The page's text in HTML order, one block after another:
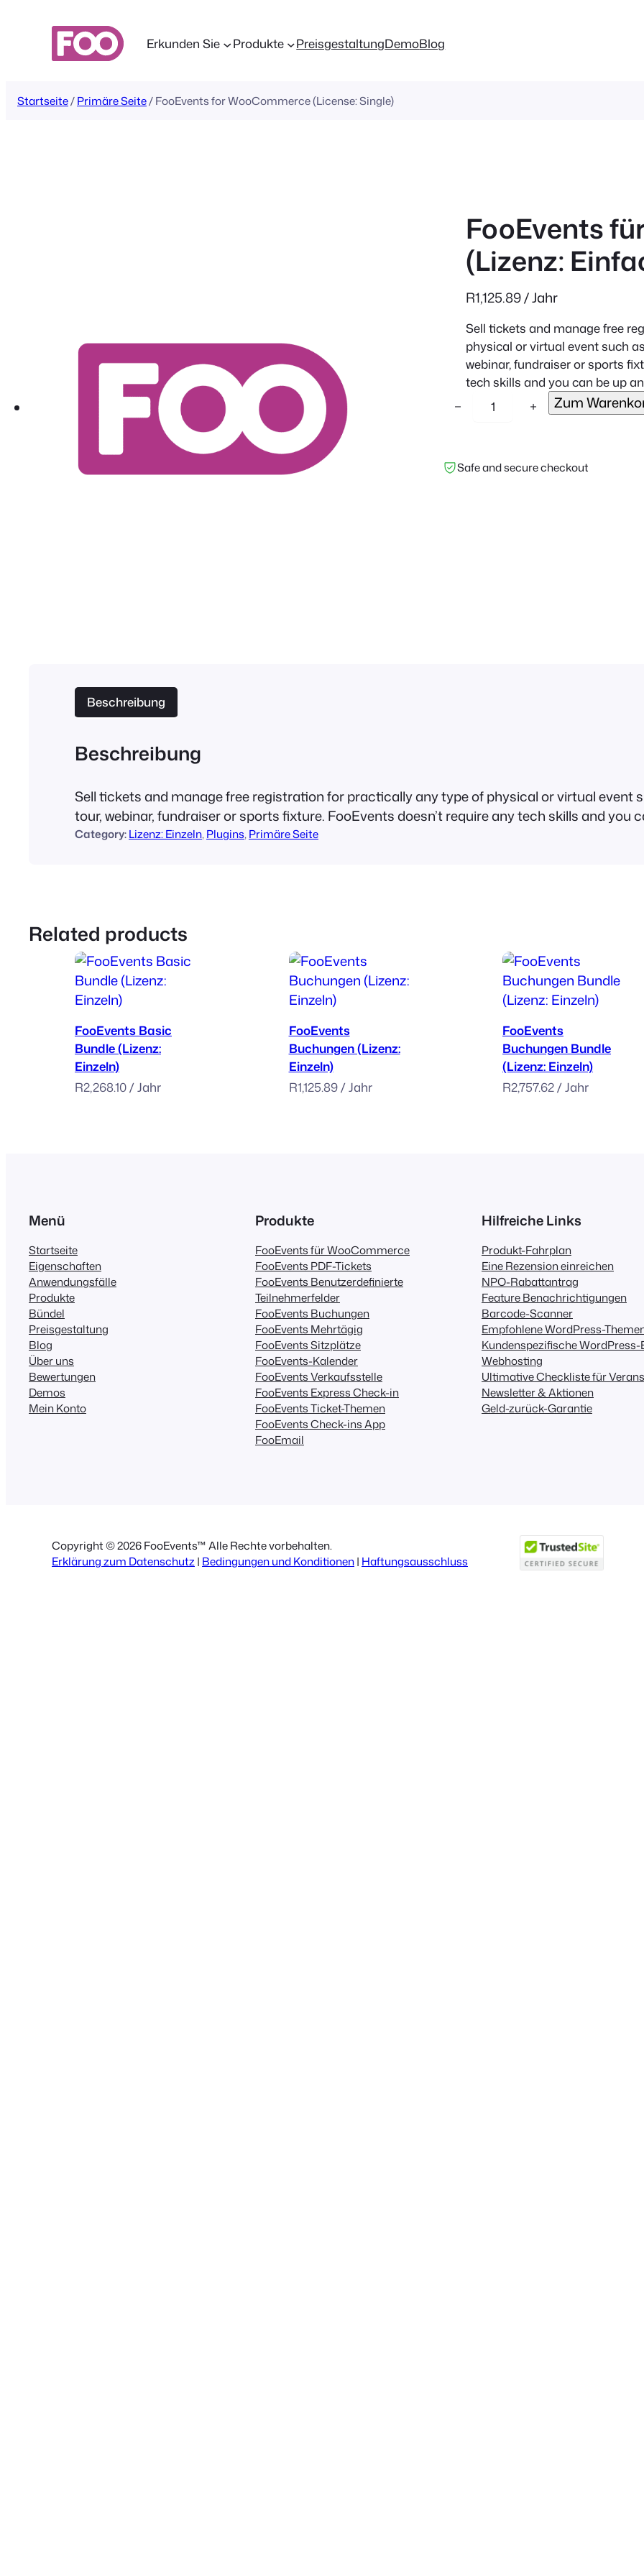
springen
Erkunden Sie Produkte PreisgestaltungDemoBlog
Startseite/Primäre Seite/ FooEvents for WooCommerce (License: Single)
FooEvents
(Lizenz:
R1,125.89/ Jahr
Sell tickets and manage free
physical or virtual event such
webinar, fundraiser or sports
tech skills and you can be up
E
v
r
c
e
− + Zum
Safe and secure checkout
Beschreibung
Beschreibung
Sell tickets and manage free registration for practically any type of physical or virtual event
tour, webinar, fundraiser or sports fixture. FooEvents doesn’t require any tech skills and you
Category:Lizenz: Einzeln, Plugins, Primäre Seite
Related products
Zum Warenkorb hinzufügen
FooEvents Basic
Bundle (Lizenz:
Einzeln)
R2,268.10/ Jahr
Zum Warenkorb hinzufügen
FooEvents
Buchungen (Lizenz:
Einzeln)
R1,125.89/ Jahr
Zum Warenkorb hinzufügen
FooEvents
Buchungen Bundle
(Lizenz: Einzeln)
R2,757.62/ Jahr
Menü
Startseite
Eigenschaften
Anwendungsfälle
Produkte
Bündel
Preisgestaltung
Blog
Über uns
Bewertungen
Demos
Mein Konto
Produkte
FooEvents für WooCommerce
FooEvents PDF-Tickets
FooEvents Benutzerdefinierte
Teilnehmerfelder
FooEvents Buchungen
FooEvents Mehrtägig
FooEvents Sitzplätze
FooEvents-Kalender
FooEvents Verkaufsstelle
FooEvents Express Check-in
FooEvents Ticket-Themen
FooEvents Check-ins App
FooEmail
Hilfreiche Links
Produkt-Fahrplan
Eine Rezension einreichen
NPO-Rabattantrag
Feature Benachrichtigungen
Barcode-Scanner
Empfohlene WordPress-
Kundenspezifische
Webhosting
Ultimative Checkliste für
Newsletter & Aktionen
Geld-zurück-Garantie
Copyright © 2026 FooEvents™ Alle Rechte vorbehalten.
Erklärung zum Datenschutz| Bedingungen und Konditionen| Haftungsausschluss